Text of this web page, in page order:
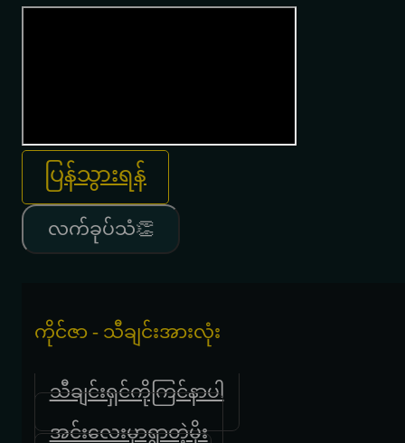
ပြန်သွားရန်
လက်ခုပ်သံ👏
ကိုင်ဇာ - သီချင်းအားလုံး
သီချင်းရှင်ကိုကြင်နာပါ
အင်းလေးမှာရွာတဲ့မိုး